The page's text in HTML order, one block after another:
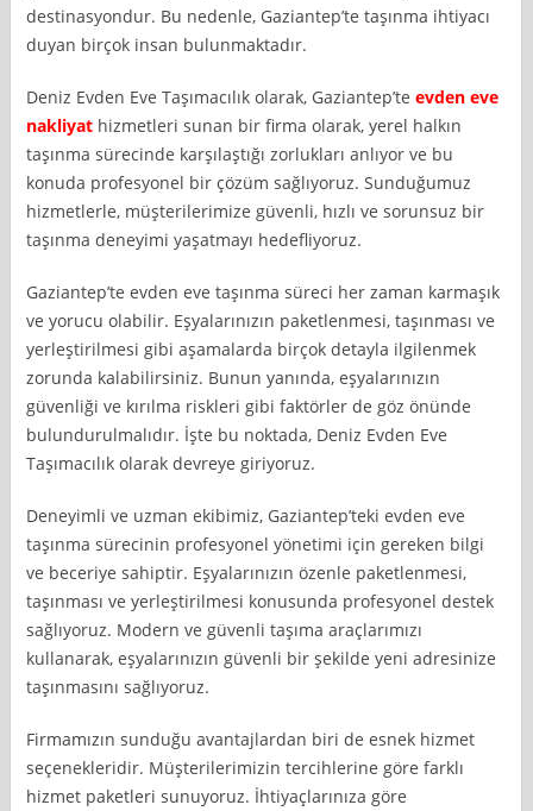
destinasyondur. Bu nedenle, Gaziantep’te taşınma ihtiyacı
duyan birçok insan bulunmaktadır.
Deniz Evden Eve Taşımacılık olarak, Gaziantep’teevden eve
nakliyat hizmetleri sunan bir firma olarak, yerel halkın
taşınma sürecinde karşılaştığı zorlukları anlıyor ve bu
konuda profesyonel bir çözüm sağlıyoruz. Sunduğumuz
hizmetlerle, müşterilerimize güvenli, hızlı ve sorunsuz bir
taşınma deneyimi yaşatmayı hedefliyoruz.
Gaziantep’te evden eve taşınma süreci her zaman karmaşık
ve yorucu olabilir. Eşyalarınızın paketlenmesi, taşınması ve
yerleştirilmesi gibi aşamalarda birçok detayla ilgilenmek
zorunda kalabilirsiniz. Bunun yanında, eşyalarınızın
güvenliği ve kırılma riskleri gibi faktörler de göz önünde
bulundurulmalıdır. İşte bu noktada, Deniz Evden Eve
Taşımacılık olarak devreye giriyoruz.
Deneyimli ve uzman ekibimiz, Gaziantep’teki evden eve
taşınma sürecinin profesyonel yönetimi için gereken bilgi
ve beceriye sahiptir. Eşyalarınızın özenle paketlenmesi,
taşınması ve yerleştirilmesi konusunda profesyonel destek
sağlıyoruz. Modern ve güvenli taşıma araçlarımızı
kullanarak, eşyalarınızın güvenli bir şekilde yeni adresinize
taşınmasını sağlıyoruz.
Firmamızın sunduğu avantajlardan biri de esnek hizmet
seçenekleridir. Müşterilerimizin tercihlerine göre farklı
hizmet paketleri sunuyoruz. İhtiyaçlarınıza göre